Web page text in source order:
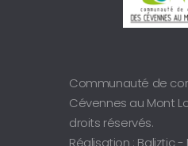
Communauté de
Cévennes au Mont
droits réservés.
Réalisation : Baliztic -